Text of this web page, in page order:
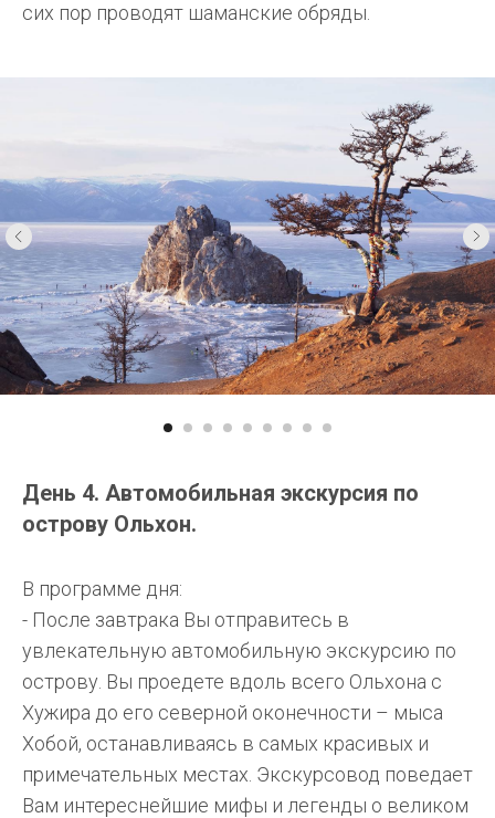
сих пор проводят шаманские обряды.
День 4. Автомобильная экскурсия по
острову Ольхон.
В программе дня:
- После завтрака Вы отправитесь в
увлекательную автомобильную экскурсию по
острову. Вы проедете вдоль всего Ольхона с
Хужира до его северной оконечности – мыса
Хобой, останавливаясь в самых красивых и
примечательных местах. Экскурсовод поведает
Вам интереснейшие мифы и легенды о великом